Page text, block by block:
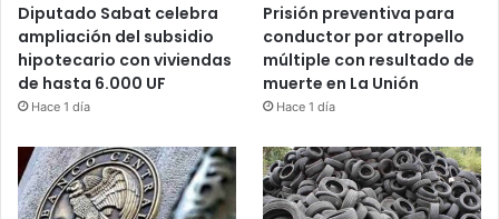
Diputado Sabat celebra
ampliación del subsidio
hipotecario con viviendas
de hasta 6.000 UF
Hace 1 día
Prisión preventiva para
conductor por atropello
múltiple con resultado de
muerte en La Unión
Hace 1 día